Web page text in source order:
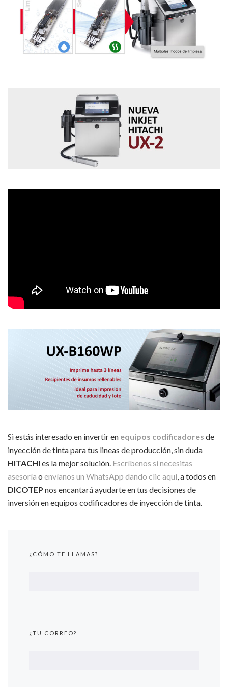
Si estás interesado en invertir en equipos codificadores de
inyección de tinta para tus lineas de producción, sin duda
HITACHI es la mejor solución. Escríbenos si necesitas
asesoría o envíanos un WhatsApp dando clic aquí, a todos en
DICOTEP nos encantará ayudarte en tus decisiones de
inversión en equipos codificadores de inyección de tinta.
¿CÓMO TE LLAMAS?
¿TU CORREO?